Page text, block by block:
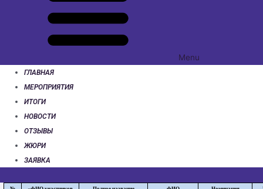
Menu
ГЛАВНАЯ
МЕРОПРИЯТИЯ
ИТОГИ
НОВОСТИ
ОТЗЫВЫ
ЖЮРИ
ЗАЯВКА